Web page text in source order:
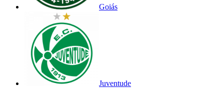
Goiás
Juventude